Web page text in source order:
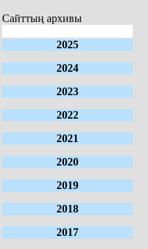
Сайттың архивы
2025
2024
2023
2022
2021
2020
2019
2018
2017